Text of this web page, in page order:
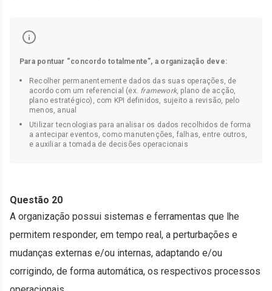
Para pontuar “concordo totalmente”, a organização deve:
Recolher permanentemente dados das suas operações, de
acordo com um referencial (ex. framework, plano de acção,
plano estratégico), com KPI definidos, sujeito a revisão, pelo
menos, anual
Utilizar tecnologias para analisar os dados recolhidos de forma
a antecipar eventos, como manutenções, falhas, entre outros,
e auxiliar a tomada de decisões operacionais
Questão 20
A organização possui sistemas e ferramentas que lhe
permitem responder, em tempo real, a perturbações e
mudanças externas e/ou internas, adaptando e/ou
corrigindo, de forma automática, os respectivos processos